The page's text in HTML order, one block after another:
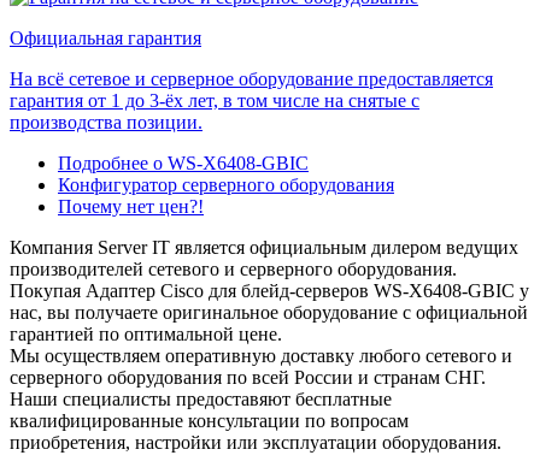
Официальная гарантия
На всё сетевое и серверное оборудование предоставляется
гарантия от 1 до 3-ёх лет, в том числе на снятые с
производства позиции.
Подробнее о WS-X6408-GBIC
Конфигуратор серверного оборудования
Почему нет цен?!
Компания Server IT является официальным дилером ведущих
производителей сетевого и серверного оборудования.
Покупая Адаптер Cisco для блейд-серверов WS-X6408-GBIC у
нас, вы получаете оригинальное оборудование с официальной
гарантией по оптимальной цене.
Мы осуществляем оперативную доставку любого сетевого и
серверного оборудования по всей России и странам СНГ.
Наши специалисты предоставяют бесплатные
квалифицированные консультации по вопросам
приобретения, настройки или эксплуатации оборудования.